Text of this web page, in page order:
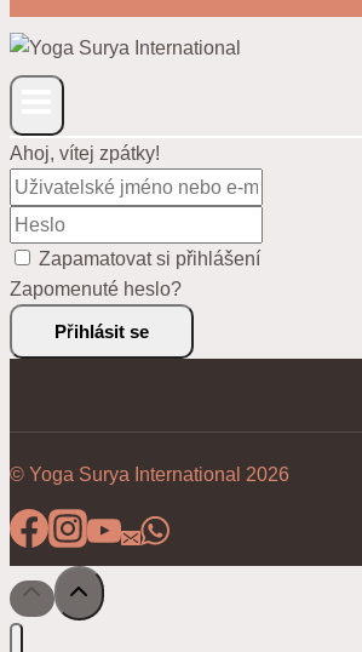
Ahoj, vítej zpátky!
Zapamatovat si přihlášení
Zapomenuté heslo?
Přihlásit se
© Yoga Surya International 2026